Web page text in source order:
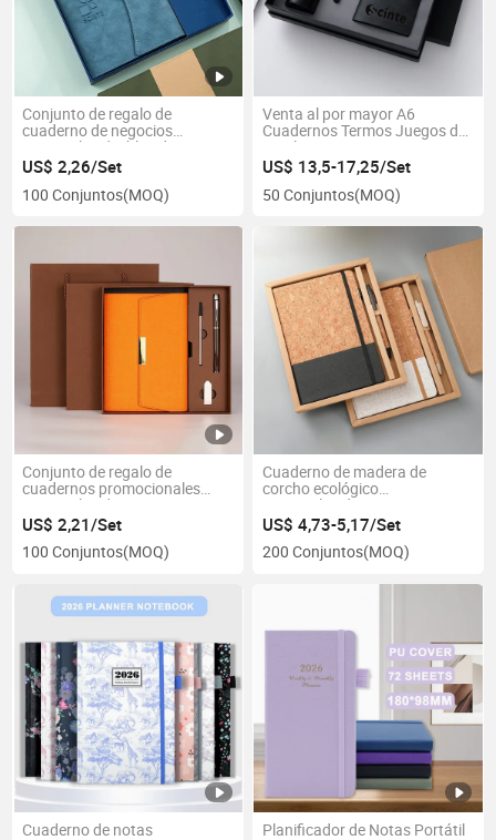
Conjunto de regalo de
cuaderno de negocios
personalizado, bloc de notas
premium de tres pliegues
US$ 2,26/Set
100 Conjuntos(MOQ)
Venta al por mayor A6
Cuadernos Termos Juegos de
regalos corporativos
US$ 13,5-17,25/Set
50 Conjuntos(MOQ)
Conjunto de regalo de
cuadernos promocionales
personalizados para
empresas
US$ 2,21/Set
100 Conjuntos(MOQ)
Cuaderno de madera de
corcho ecológico
personalizado A5 con
bolígrafo
US$ 4,73-5,17/Set
200 Conjuntos(MOQ)
Cuaderno de notas
Planificador de Notas Portátil